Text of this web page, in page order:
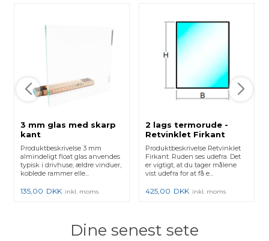
3 mm glas med skarp
kant
Produktbeskrivelse 3 mm
almindeligt float glas anvendes
typisk i drivhuse, ældre vinduer,
koblede rammer elle...
135,00 DKK inkl. moms
2 lags termorude -
Retvinklet Firkant
Produktbeskrivelse Retvinklet
Firkant. Ruden ses udefra. Det
er vigtigt, at du tager målene
vist udefra for at få e...
425,00 DKK inkl. moms
Dine senest sete